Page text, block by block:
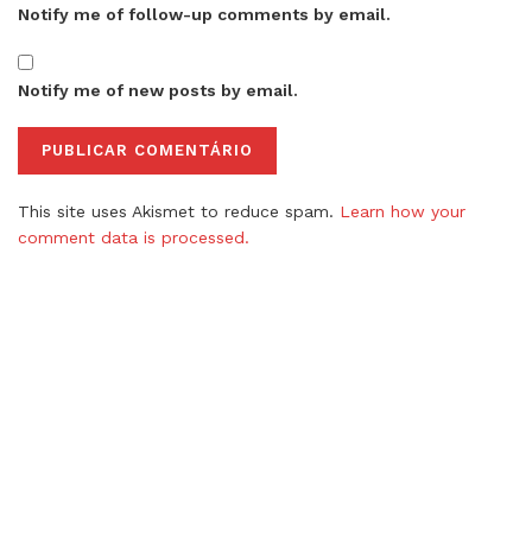
Notify me of follow-up comments by email.
Notify me of new posts by email.
This site uses Akismet to reduce spam. Learn how your
comment data is processed.